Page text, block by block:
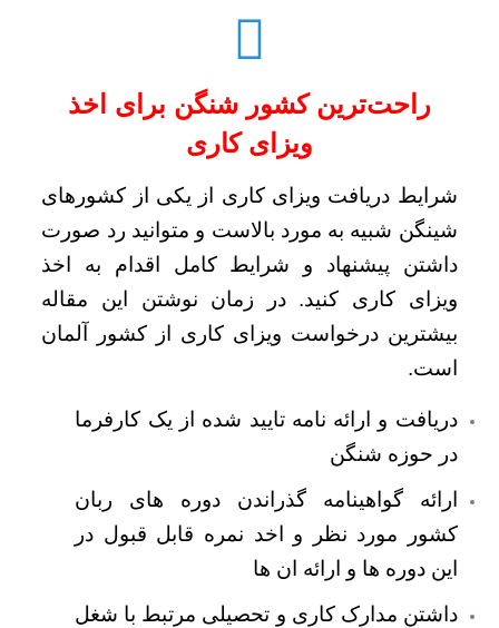
راحت‌ترین کشور شنگن برای اخذ
ویزای کاری
شرایط دریافت ویزای کاری از یکی از کشورهای
شینگن شبیه به مورد بالاست و متوانید رد صورت
داشتن پیشنهاد و شرایط کامل اقدام به اخذ
ویزای کاری کنید. در زمان نوشتن این مقاله
بیشترین درخواست ویزای کاری از کشور آلمان
است.
دریافت و ارائه نامه تایید شده از یک کارفرما
در حوزه شنگن
ارائه گواهینامه گذراندن دوره های ربان
کشور مورد نظر و اخد نمره قابل قبول در
این دوره ها و ارائه ان ها
داشتن مدارک کاری و تحصیلی مرتبط با شغل